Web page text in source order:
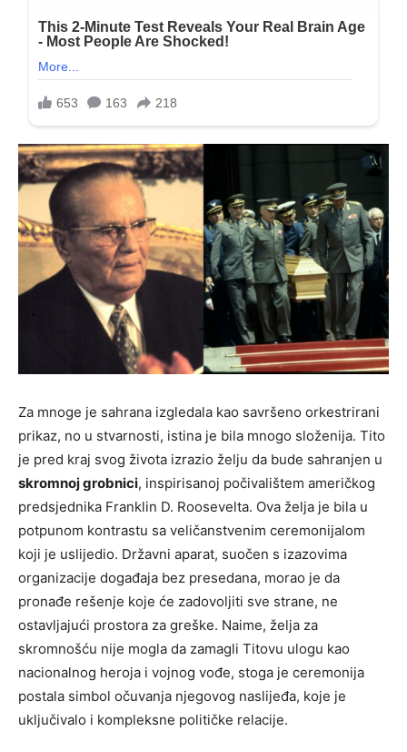
Za mnoge je sahrana izgledala kao savršeno orkestrirani
prikaz, no u stvarnosti, istina je bila mnogo složenija. Tito
je pred kraj svog života izrazio želju da bude sahranjen u
skromnoj grobnici, inspirisanoj počivalištem američkog
predsjednika Franklin D. Roosevelta. Ova želja je bila u
potpunom kontrastu sa veličanstvenim ceremonijalom
koji je uslijedio. Državni aparat, suočen s izazovima
organizacije događaja bez presedana, morao je da
pronađe rešenje koje će zadovoljiti sve strane, ne
ostavljajući prostora za greške. Naime, želja za
skromnošću nije mogla da zamagli Titovu ulogu kao
nacionalnog heroja i vojnog vođe, stoga je ceremonija
postala simbol očuvanja njegovog naslijeđa, koje je
uključivalo i kompleksne političke relacije.